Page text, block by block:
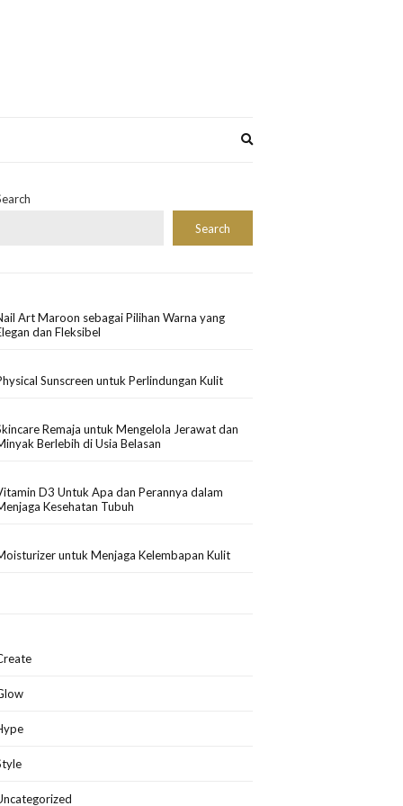
Search
Art Maroon sebagai Pilihan Warna yang
dan Fleksibel
Sunscreen untuk Perlindungan Kulit
Remaja untuk Mengelola Jerawat dan
Berlebih di Usia Belasan
D3 Untuk Apa dan Perannya dalam
Kesehatan Tubuh
untuk Menjaga Kelembapan Kulit